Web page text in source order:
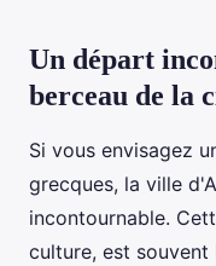
Un départ
berceau de la
Si vous envisagez
grecques, la ville
incontournable.
culture, est